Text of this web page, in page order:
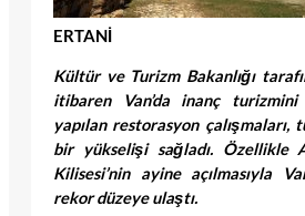
ERTANİ
Kültür ve Turizm Bakanlığı
itibaren Van’da inanç
yapılan restorasyon çalışmaları,
bir yükselişi sağladı. Özellikle
Kilisesi’nin ayine açılmasıyla
rekor düzeye ulaştı.